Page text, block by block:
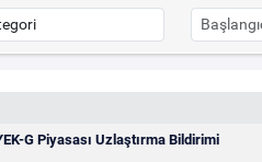
G Piyasası Uzlaştırma Bildirimi